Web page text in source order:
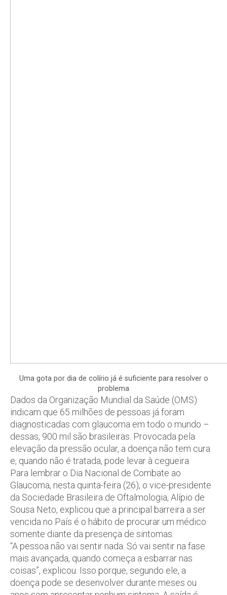
Uma gota por dia de colírio já é suficiente para resolver o
problema
Dados da Organização Mundial da Saúde (OMS)
indicam que 65 milhões de pessoas já foram
diagnosticadas com glaucoma em todo o mundo –
dessas, 900 mil são brasileiras. Provocada pela
elevação da pressão ocular, a doença não tem cura
e, quando não é tratada, pode levar à cegueira.
Para lembrar o Dia Nacional de Combate ao
Glaucoma, nesta quinta-feira (26), o vice-presidente
da Sociedade Brasileira de Oftalmologia, Alípio de
Sousa Neto, explicou que a principal barreira a ser
vencida no País é o hábito de procurar um médico
somente diante da presença de sintomas.
“A pessoa não vai sentir nada. Só vai sentir na fase
mais avançada, quando começa a esbarrar nas
coisas”, explicou. Isso porque, segundo ele, a
doença pode se desenvolver durante meses ou